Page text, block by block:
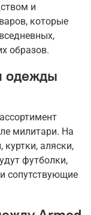
и
которые
образов.
одежды
милитари. На
аляски,
футболки,
сопутствующие